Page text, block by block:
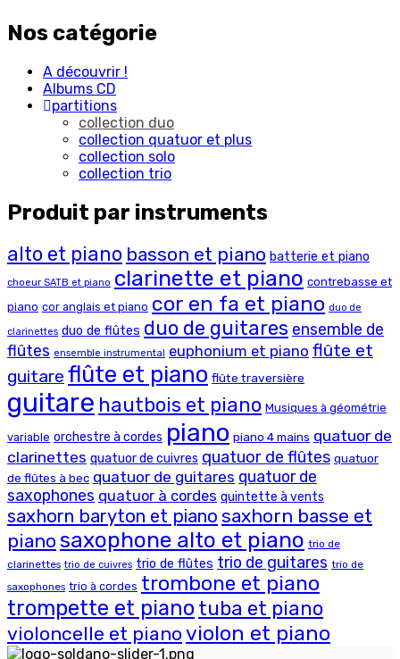
Nos catégorie
A découvrir !
Albums CD
partitions
collection duo
collection quatuor et plus
collection solo
collection trio
Produit par instruments
alto et piano basson et piano batterie et piano
choeur SATB et piano clarinette et piano contrebasse et
piano cor anglais et piano cor en fa et piano duo de
clarinettes duo de flûtes duo de guitares ensemble de
flûtes ensemble instrumental euphonium et piano flûte et
guitare flûte et piano flûte traversière
guitare hautbois et piano Musiques à géométrie
variable orchestre à cordes piano piano 4 mains quatuor de
clarinettes quatuor de cuivres quatuor de flûtes quatuor
de flûtes à bec quatuor de guitares quatuor de
saxophones quatuor à cordes quintette à vents
saxhorn baryton et piano saxhorn basse et
piano saxophone alto et piano trio de
clarinettes trio de cuivres trio de flûtes trio de guitares trio de
saxophones trio à cordes trombone et piano
trompette et piano tuba et piano
violoncelle et piano violon et piano